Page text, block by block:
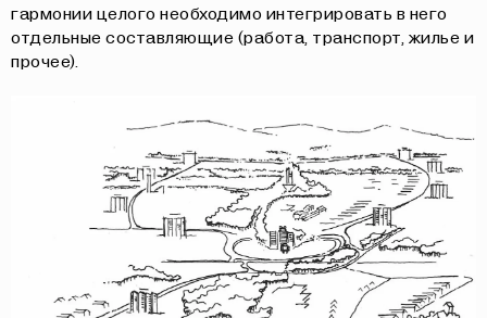
гармонии целого необходимо интегрировать в него
отдельные составляющие (работа, транспорт, жилье и
прочее).